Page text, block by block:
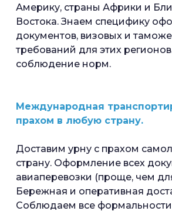
Америку, страны Африки и
Востока. Знаем специфику
документов, визовых и
требований для этих
соблюдение норм.
Международная
прахом в любую страну.
Доставим урну с прахом
страну. Оформление всех
авиаперевозки (проще, чем
Бережная и оперативная
Соблюдаем все